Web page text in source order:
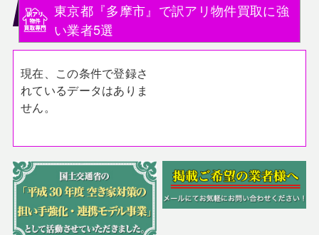
東京都『多摩市』で訳アリ物件買取に強
い業者5選
現在、この条件で登録さ
れているデータはありま
せん。